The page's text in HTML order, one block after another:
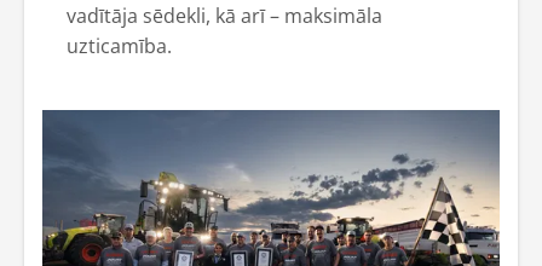
vadītāja sēdekli, kā arī – maksimāla
uzticamība.